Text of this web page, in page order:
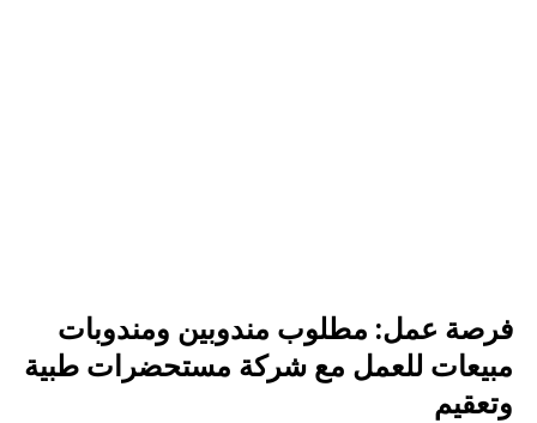
فرصة عمل: مطلوب مندوبين ومندوبات
مبيعات للعمل مع شركة مستحضرات طبية
وتعقيم